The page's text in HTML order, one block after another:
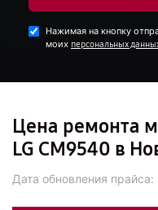
Нажимая на кнопку
моих персональных
Цена ремонта
LG CM9540 в
Дата обновления прайса: